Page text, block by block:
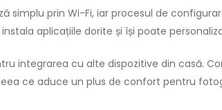
simplu prin Wi-Fi, iar procesul de
aplicațiile dorite și își poate
integrarea cu alte dispozitive din casă.
ce aduce un plus de confort pentru